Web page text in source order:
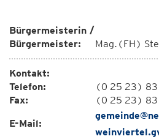
Bürgermeisterin /
Bürgermeister:
Mag.(FH)
Kontakt:
Telefon:
(0 25 23)
Fax:
(0 25 23) 83
E-Mail: